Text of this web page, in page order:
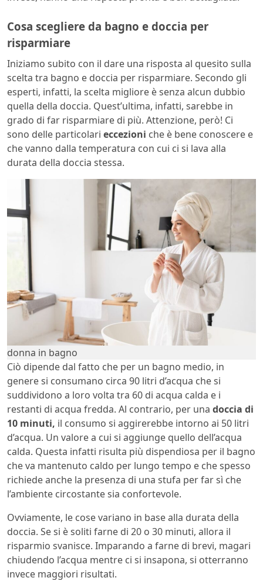
Cosa scegliere da bagno e doccia per
risparmiare
Iniziamo subito con il dare una risposta al quesito sulla
scelta tra bagno e doccia per risparmiare. Secondo gli
esperti, infatti, la scelta migliore è senza alcun dubbio
quella della doccia. Quest’ultima, infatti, sarebbe in
grado di far risparmiare di più. Attenzione, però! Ci
sono delle particolari eccezioni che è bene conoscere e
che vanno dalla temperatura con cui ci si lava alla
durata della doccia stessa.
donna in bagno
Ciò dipende dal fatto che per un bagno medio, in
genere si consumano circa 90 litri d’acqua che si
suddividono a loro volta tra 60 di acqua calda e i
restanti di acqua fredda. Al contrario, per una doccia di
10 minuti, il consumo si aggirerebbe intorno ai 50 litri
d’acqua. Un valore a cui si aggiunge quello dell’acqua
calda. Questa infatti risulta più dispendiosa per il bagno
che va mantenuto caldo per lungo tempo e che spesso
richiede anche la presenza di una stufa per far sì che
l’ambiente circostante sia confortevole.
Ovviamente, le cose variano in base alla durata della
doccia. Se si è soliti farne di 20 o 30 minuti, allora il
risparmio svanisce. Imparando a farne di brevi, magari
chiudendo l’acqua mentre ci si insapona, si otterranno
invece maggiori risultati.